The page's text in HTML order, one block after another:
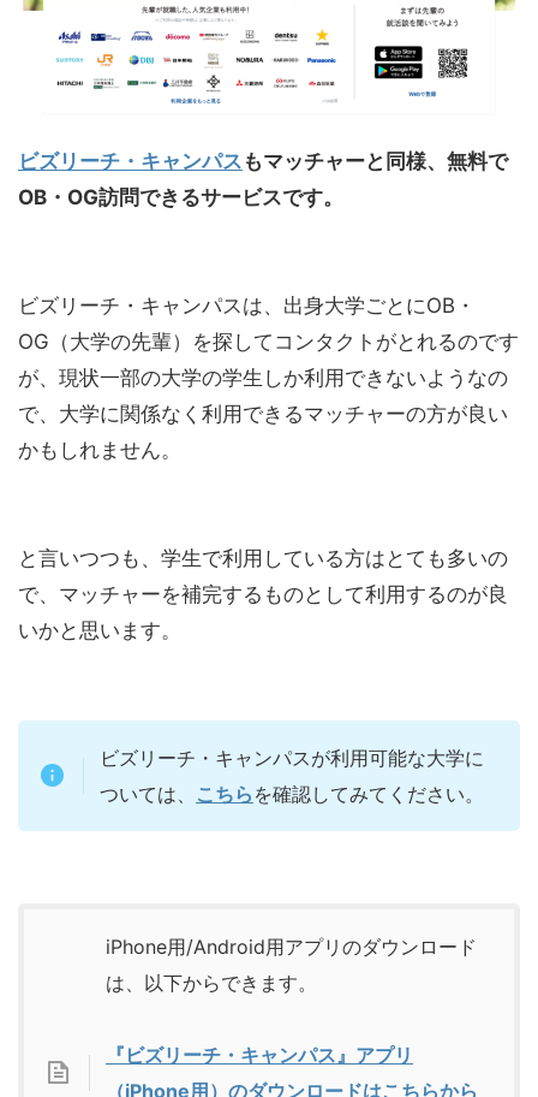
ビズリーチ・キャンパス もマッチャーと同様、無料で
OB・OG訪問できるサービスです。
ビズリーチ・キャンパスは、出身大学ごとにOB・
OG（大学の先輩）を探してコンタクトがとれるのです
が、現状一部の大学の学生しか利用できないようなの
で、大学に関係なく利用できるマッチャーの方が良い
かもしれません。
と言いつつも、学生で利用している方はとても多いの
で、マッチャーを補完するものとして利用するのが良
いかと思います。
ビズリーチ・キャンパスが利用可能な大学に
ついては、
こちら を確認してみてください。
iPhone用/Android用アプリのダウンロード
は、以下からできます。
『ビズリーチ・キャンパス』アプリ
（iPhone用）のダウンロードはこちらから